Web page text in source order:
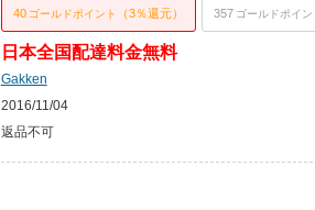
40 ゴールドポイント （3％還元） 357 ゴールドポイン
日本全国配達料金無料
Gakken
2016/11/04
返品不可